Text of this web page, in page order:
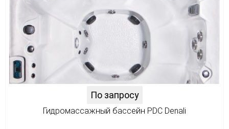
По запросу
Гидромассажный бассейн PDC Denali